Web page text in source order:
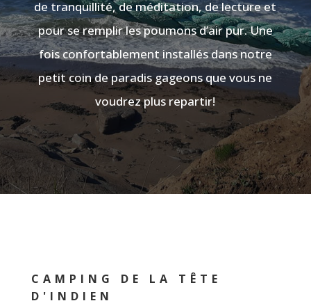
de tranquillité, de méditation, de lecture et
pour se remplir les poumons d’air pur. Une
fois confortablement installés dans notre
petit coin de paradis gageons que vous ne
voudrez plus repartir!
CAMPING DE LA TÊTE
D'INDIEN